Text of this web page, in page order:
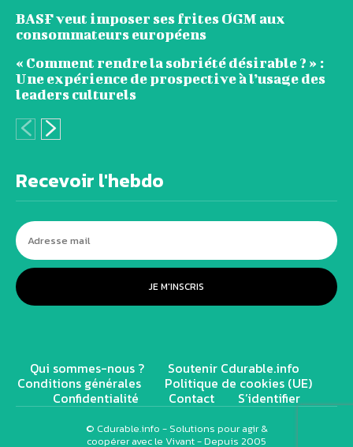
BASF veut imposer ses frites OGM aux
consommateurs européens
« Comment rendre la sobriété désirable ? » :
Une expérience de prospective à l’usage des
leaders culturels
Recevoir l'hebdo
JE M'INSCRIS
Qui sommes-nous ? Soutenir Cdurable.info
Conditions générales Politique de cookies (UE)
Confidentialité Contact S’identifier
© Cdurable.info - Solutions pour agir &
coopérer avec le Vivant - Depuis 2005